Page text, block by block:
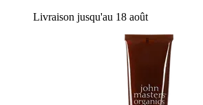
Livraison jusqu'au 18 août